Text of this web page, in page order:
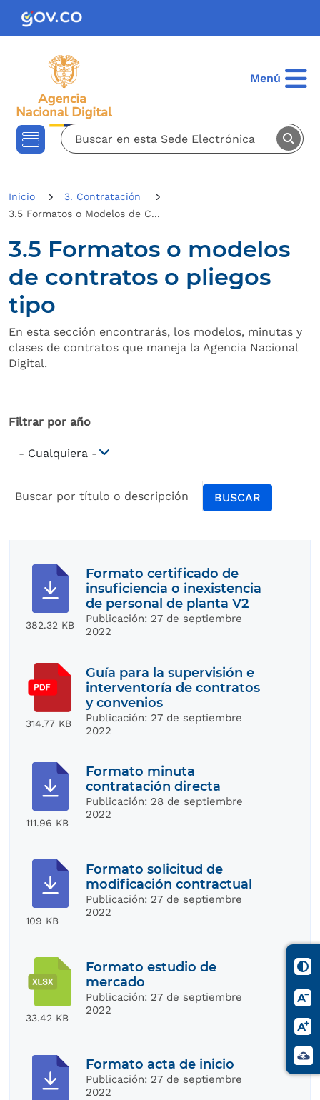
Pasar al contenido principal
Menú
Inicio
3. Contratación
3.5 Formatos o Modelos de C...
3.5 Formatos o modelos
de contratos o pliegos
tipo
En esta sección encontrarás, los modelos, minutas y
clases de contratos que maneja la Agencia Nacional
Digital.
Filtrar por año
BUSCAR
382.32 KB
Formato certificado de
insuficiencia o inexistencia
de personal de planta V2
Publicación: 27 de septiembre
2022
314.77 KB
Guía para la supervisión e
interventoría de contratos
y convenios
Publicación: 27 de septiembre
2022
111.96 KB
Formato minuta
contratación directa
Publicación: 28 de septiembre
2022
109 KB
Formato solicitud de
modificación contractual
Publicación: 27 de septiembre
2022
33.42 KB
Formato estudio de
mercado
Publicación: 27 de septiembre
2022
Formato acta de inicio
Publicación: 27 de septiembre
2022